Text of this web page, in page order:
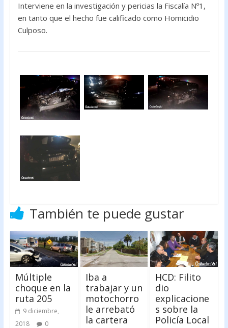
Interviene en la investigación y pericias la Fiscalía Nº1,
en tanto que el hecho fue calificado como Homicidio
Culposo.
También te puede gustar
Múltiple
choque en la
ruta 205
9 diciembre,
2018
0
Iba a
trabajar y un
motochorro
le arrebató
la cartera
HCD: Filito
dio
explicacione
s sobre la
Policía Local